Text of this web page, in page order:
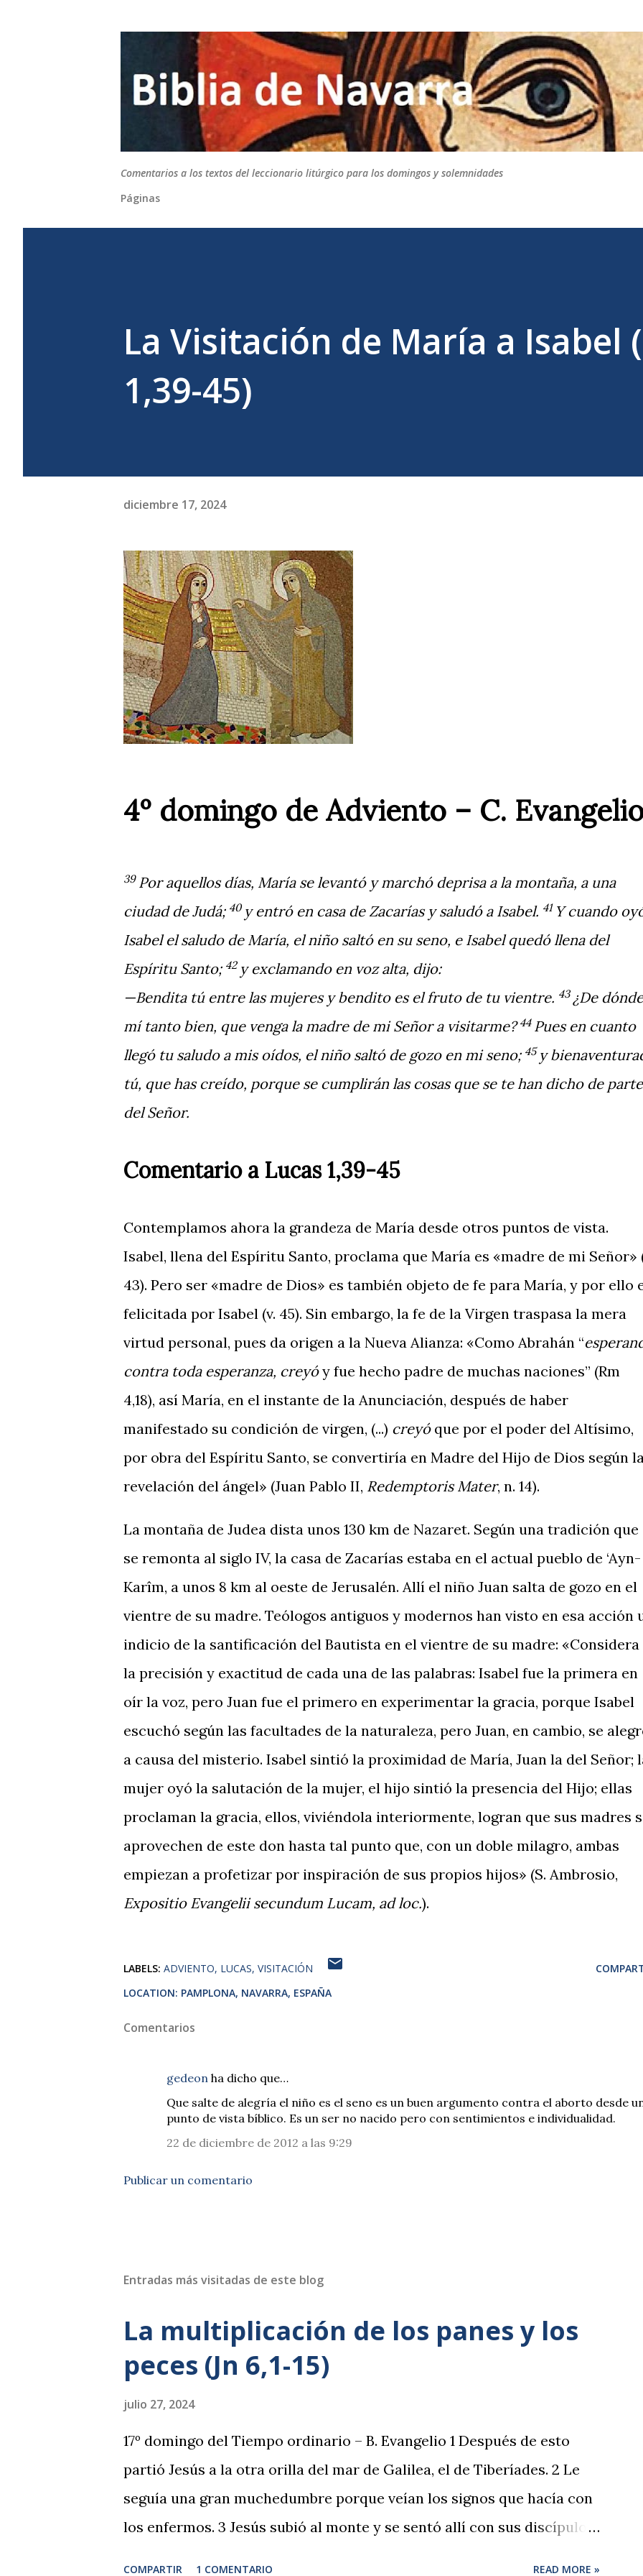
Comentarios a los textos del leccionario litúrgico para los domingos y solemnidades
Páginas
La Visitación de María a Isabel
1,39-45)
diciembre 17, 2024
4º domingo de Adviento – C.
39 Por aquellos días, María se levantó y marchó deprisa a la montaña, a una
ciudad de Judá; 40 y entró en casa de Zacarías y saludó a Isabel. 41 Y cuando
Isabel el saludo de María, el niño saltó en su seno, e Isabel quedó llena del
Espíritu Santo; 42 y exclamando en voz alta, dijo:
—Bendita tú entre las mujeres y bendito es el fruto de tu vientre. 43 ¿De
mí tanto bien, que venga la madre de mi Señor a visitarme?44 Pues en cuanto
llegó tu saludo a mis oídos, el niño saltó de gozo en mi seno; 45 y
tú, que has creído, porque se cumplirán las cosas que se te han dicho de parte
del Señor.
Comentario a Lucas 1,39-45
Contemplamos ahora la grandeza de María desde otros puntos de vista.
Isabel, llena del Espíritu Santo, proclama que María es «madre de mi Señor»
43). Pero ser «madre de Dios» es también objeto de fe para María, y por ello
felicitada por Isabel (v. 45). Sin embargo, la fe de la Virgen traspasa la mera
virtud personal, pues da origen a la Nueva Alianza: «Como Abrahán “
contra toda esperanza, creyóy fue hecho padre de muchas naciones” (Rm
4,18), así María, en el instante de la Anunciación, después de haber
manifestado su condición de virgen, (...) creyóque por el poder del Altísimo,
por obra del Espíritu Santo, se convertiría en Madre del Hijo de Dios según
revelación del ángel» (Juan Pablo II, Redemptoris Mater, n. 14).
La montaña de Judea dista unos 130 km de Nazaret. Según una tradición que
se remonta al siglo IV, la casa de Zaca­rías estaba en el actual pueblo de ‘Ayn-
Karîm, a unos 8 km al oeste de Jerusalén. Allí el niño Juan salta de gozo en el
vientre de su madre. Teólogos antiguos y modernos han visto en esa acción
indicio de la santificación del Bautista en el vientre de su madre: «Considera
la precisión y exactitud de cada una de las palabras: Isabel fue la primera en
oír la voz, pero Juan fue el primero en experimentar la gracia, porque Isabel
escuchó según las facultades de la naturaleza, pero Juan, en cambio, se
a causa del misterio. Isabel sintió la proximidad de María, Juan la del Señor;
mujer oyó la salutación de la mujer, el hijo sintió la presencia del Hijo; ellas
proclaman la gracia, ellos, viviéndola interiormente, logran que sus madres
aprovechen de este don hasta tal punto que, con un doble milagro, ambas
empiezan a profetizar por inspiración de sus propios hijos» (S. Ambrosio,
Expositio Evangelii secundum Lucam, ad loc.).
LABELS: ADVIENTO LUCAS VISITACIÓN
LOCATION: PAMPLONA, NAVARRA, ESPAÑA
Comentarios
gedeon ha dicho que…
Que salte de alegría el niño es el seno es un buen argumento contra el aborto desde
punto de vista bíblico. Es un ser no nacido pero con sentimientos e individualidad.
22 de diciembre de 2012 a las 9:29
Publicar un comentario
Entradas más visitadas de este blog
La multiplicación de los panes y los
peces (Jn 6,1-15)
julio 27, 2024
17º domingo del Tiempo ordinario – B. Evangelio 1 Después de esto
partió Jesús a la otra orilla del mar de Galilea, el de Tiberíades. 2 Le
seguía una gran muchedumbre porque veían los signos que hacía con
los enfermos. 3 Jesús subió al monte y se sentó allí con sus discípulos.
COMPARTIR 1 COMENTARIO READ MORE »